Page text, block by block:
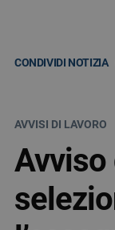
CONDIVIDI NOTIZIA
AVVISI DI LAVORO